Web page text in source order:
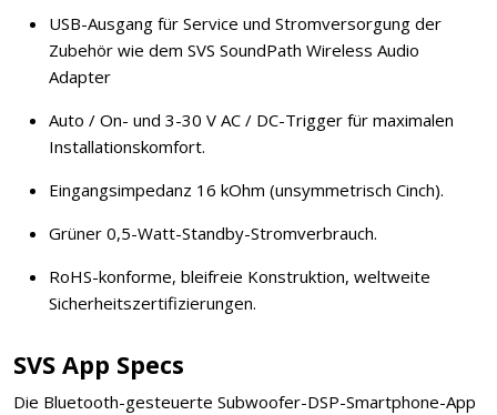
USB-Ausgang für Service und Stromversorgung der
Zubehör wie dem SVS SoundPath Wireless Audio
Adapter
Auto / On- und 3-30 V AC / DC-Trigger für maximalen
Installationskomfort.
Eingangsimpedanz 16 kOhm (unsymmetrisch Cinch).
Grüner 0,5-Watt-Standby-Stromverbrauch.
RoHS-konforme, bleifreie Konstruktion, weltweite
Sicherheitszertifizierungen.
SVS App Specs
Die Bluetooth-gesteuerte Subwoofer-DSP-Smartphone-App